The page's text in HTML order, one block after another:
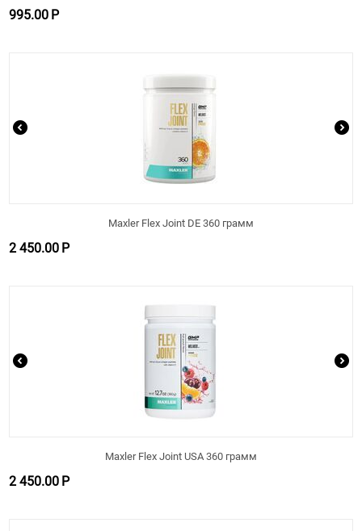
995.00 Р
Maxler Flex Joint DE 360 грамм
2 450.00 Р
Maxler Flex Joint USA 360 грамм
2 450.00 Р